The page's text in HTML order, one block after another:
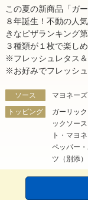
この夏の新商品「ガ
８年誕生！不動の人
きなピザランキング
３種類が１枚で楽し
※フレッシュレタス＆
※お好みでフレッシュ
ソース
マヨネー
トッピング
ガーリッ
ックソー
ト・マヨ
ペッパー
ツ（別添）